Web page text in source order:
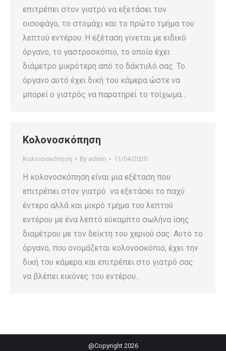
επιτρέπει στον γιατρό να εξετάσει τον
οισοφάγο, το στομάχι και το πρώτο τμήμα του
λεπτού εντέρου. Η εξέταση γίνεται με ειδικό
όργανο, το γαστροσκόπιο, το οποίο έχει
διάμετρο μικρότερη από το δάκτυλό σας. Το
όργανο αυτό έχει δική του κάμερα ώστε να
μπορεί ο γιατρός να παρατηρεί το τοίχωμα…
Κολονοσκόπηση
Κολονοσκόπηση By admin 11/04/2020
Η κολονοσκόπηση είναι μια εξέταση που
επιτρέπει στον γιατρό να εξετάσει το παχύ
έντερο αλλά και μικρό τμήμα του λεπτού
εντέρου με ένα λεπτό εύκαμπτο σωλήνα ίσης
διαμέτρου με τον δείκτη του χεριού σας. Αυτό το
όργανο, που ονομάζεται κολονοσκόπιο, έχει την
δική του κάμερα και επιτρέπει στο γιατρό σας
να βλέπει εικόνες του εντέρου…
@Copyright 2026